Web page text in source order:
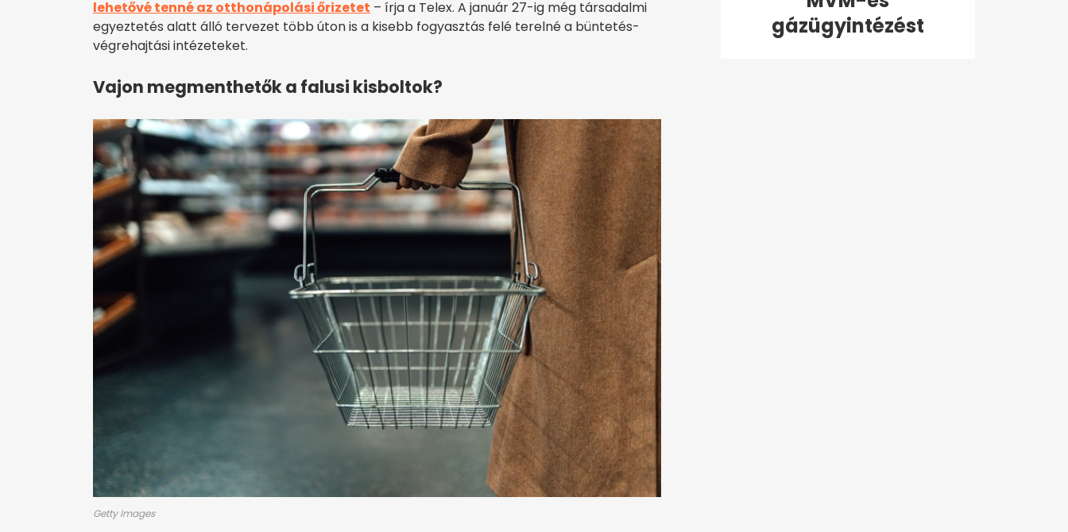
lehetővé tenné az otthonápolási őrizetet – írja a Telex. A január 27-ig még társadalmi
egyeztetés alatt álló tervezet több úton is a kisebb fogyasztás felé terelné a büntetés-
végrehajtási intézeteket.
Vajon megmenthetők a falusi kisboltok?
Getty Images
gázügyintézést